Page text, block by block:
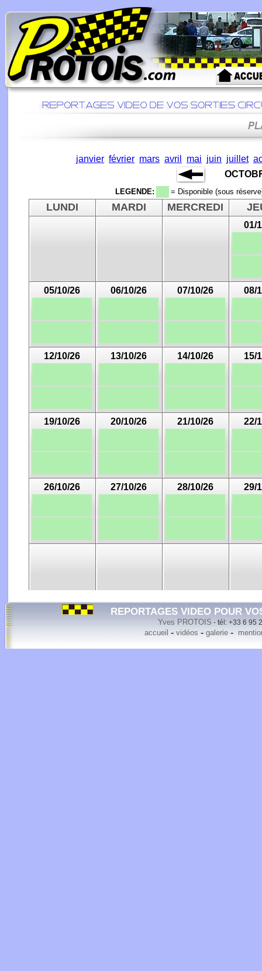
janvier février mars avril mai juin juillet
LEGENDE: = Disponible (sous
LUNDI MARDI MERCREDI
01/
05/10/26 06/10/26 07/10/26 08/
12/10/26 13/10/26 14/10/26 15/
19/10/26 20/10/26 21/10/26 22/
26/10/26 27/10/26 28/10/26 29/
REPORTAGES VIDEO POUR
Yves PROTOIS - tél: +33 6 95
accueil - vidéos - galerie-